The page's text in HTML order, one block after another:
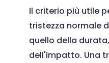
Il criterio più utile
tristezza normale
quello della
dell'impatto. Una